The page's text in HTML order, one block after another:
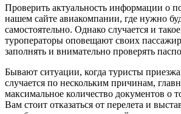
Проверить актуальность информации о
нашем сайте авиакомпании, где нужно
самостоятельно. Однако случается и
туроператоры оповещают своих
заполнять и внимательно проверять
Бывают ситуации, когда туристы
случается по нескольким причинам,
максимальное количество документов о
Вам стоит отказаться от перелета и